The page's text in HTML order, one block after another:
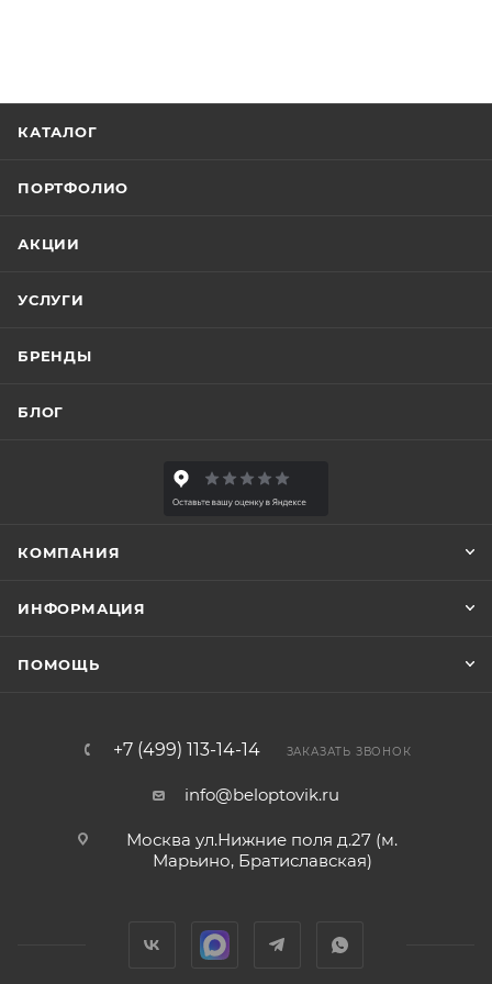
КАТАЛОГ
ПОРТФОЛИО
АКЦИИ
УСЛУГИ
БРЕНДЫ
БЛОГ
КОМПАНИЯ
ИНФОРМАЦИЯ
ПОМОЩЬ
+7 (499) 113-14-14 ЗАКАЗАТЬ ЗВОНОК
info@beloptovik.ru
Москва ул.Нижние поля д.27 (м.
Марьино, Братиславская)